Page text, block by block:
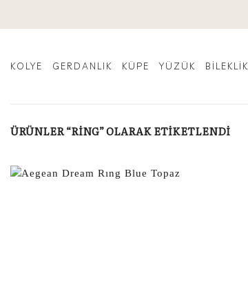
KOLYE GERDANLIK KÜPE YÜZÜK BILEKLIK
ÜRÜNLER “RING” OLARAK ETIKETLENDI